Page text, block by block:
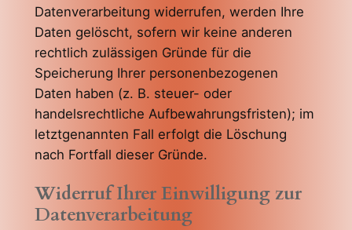
Datenverarbeitung widerrufen, werden Ihre
Daten gelöscht, sofern wir keine anderen
rechtlich zulässigen Gründe für die
Speicherung Ihrer personenbezogenen
Daten haben (z. B. steuer- oder
handelsrechtliche Aufbewahrungsfristen); im
letztgenannten Fall erfolgt die Löschung
nach Fortfall dieser Gründe.
Widerruf Ihrer Einwilligung zur
Datenverarbeitung